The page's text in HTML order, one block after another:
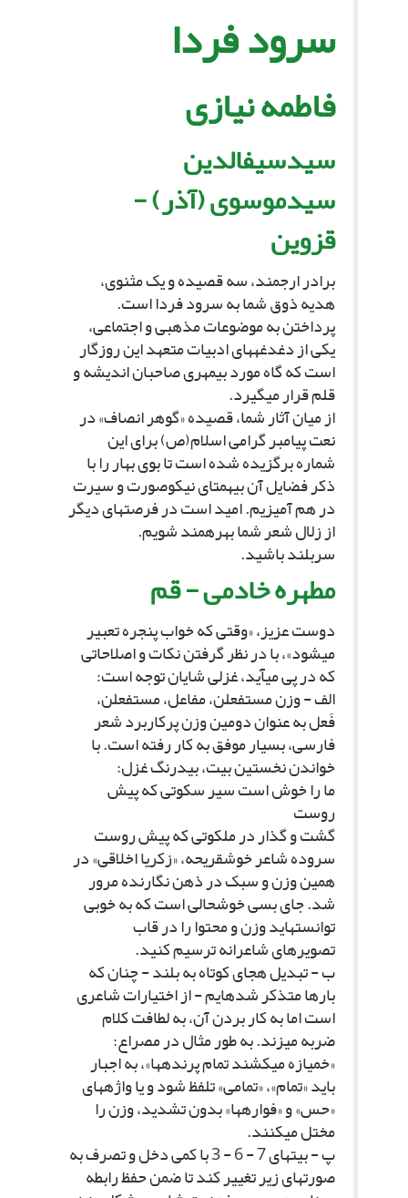
سرود فردا
فاطمه نیازى‏
سیدسیف‏الدین
سیدموسوى (آذر) -
قزوین‏
برادر ارجمند، سه قصیده و یک مثنوى،
هدیه ذوق شما به سرود فردا است.
پرداختن به موضوعات مذهبى و اجتماعى،
یکى از دغدغه‏هاى ادبیات متعهد این روزگار
است که گاه مورد بى‏مهرى صاحبان اندیشه و
قلم قرار مى‏گیرد.
از میان آثار شما، قصیده «گوهر انصاف» در
نعت پیامبر گرامى اسلام(ص) براى این
شماره برگزیده شده است تا بوى بهار را با
ذکر فضایل آن بى‏همتاى نیکوصورت و سیرت
در هم آمیزیم. امید است در فرصت‏هاى دیگر
از زلال شعر شما بهره‏مند شویم.
سربلند باشید.
مطهره خادمى - قم‏
دوست عزیز، «وقتى که خواب پنجره تعبیر
مى‏شود»، با در نظر گرفتن نکات و اصلاحاتى
که در پى مى‏آید، غزلى شایان توجه است:
الف - وزن مستفعلن، مفاعل، مستفعلن،
فَعل به عنوان دومین وزن پرکاربرد شعر
فارسى، بسیار موفق به کار رفته است. با
خواندن نخستین بیت، بى‏درنگ غزل:
ما را خوش است سیر سکوتى که پیش
روست‏
گشت و گذار در ملکوتى که پیش روست‏
سروده شاعر خوش‏قریحه، «زکریا اخلاقى» در
همین وزن و سبک در ذهن نگارنده مرور
شد. جاى بسى خوشحالى است که به خوبى
توانسته‏اید وزن و محتوا را در قاب
تصویرهاى شاعرانه ترسیم کنید.
ب - تبدیل هجاى کوتاه به بلند - چنان که
بارها متذکر شده‏ایم - از اختیارات شاعرى
است اما به کار بردن آن، به لطافت کلام
ضربه مى‏زند. به طور مثال در مصراع:
«خمیازه مى‏کشند تمام پرنده‏ها»، به اجبار
باید «تمام»، «تمامى» تلفظ شود و یا واژه‏هاى
«حس» و «فواره‏ها» بدون تشدید، وزن را
مختل مى‏کنند.
پ - بیت‏هاى 7 - 6 - 3 با کمى دخل و تصرف به
صورت‏هاى زیر تغییر کند تا ضمن حفظ رابطه